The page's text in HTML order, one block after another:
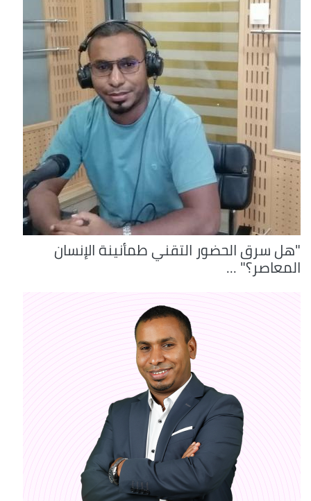
"هل سرق الحضور التقني طمأنينة الإنسان
المعاصر؟" ...